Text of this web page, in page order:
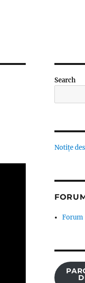
Search
Notițe
Forum